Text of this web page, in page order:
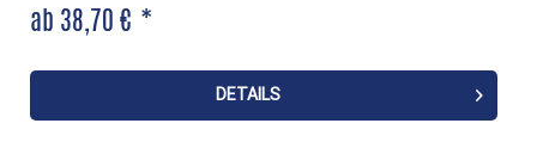
ab 38,70 € *
DETAILS